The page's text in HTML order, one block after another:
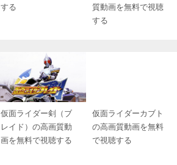
する
質動画を無料で視聴
する
仮面ライダー剣（ブ
レイド）の高画質動
画を無料で視聴する
仮面ライダーカブト
の高画質動画を無料
で視聴する